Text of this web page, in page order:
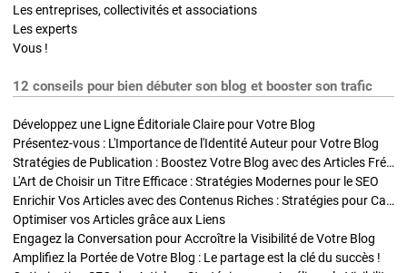
Les entreprises, collectivités et associations
Les experts
Vous !
12 conseils pour bien débuter son blog et booster son trafic
Développez une Ligne Éditoriale Claire pour Votre Blog
Présentez-vous : L'Importance de l'Identité Auteur pour Votre Blog
Stratégies de Publication : Boostez Votre Blog avec des Articles Fréquents et Exclusifs
L'Art de Choisir un Titre Efficace : Stratégies Modernes pour le SEO
Enrichir Vos Articles avec des Contenus Riches : Stratégies pour Captiver et Optimiser
Optimiser vos Articles grâce aux Liens
Engagez la Conversation pour Accroître la Visibilité de Votre Blog
Amplifiez la Portée de Votre Blog : Le partage est la clé du succès !